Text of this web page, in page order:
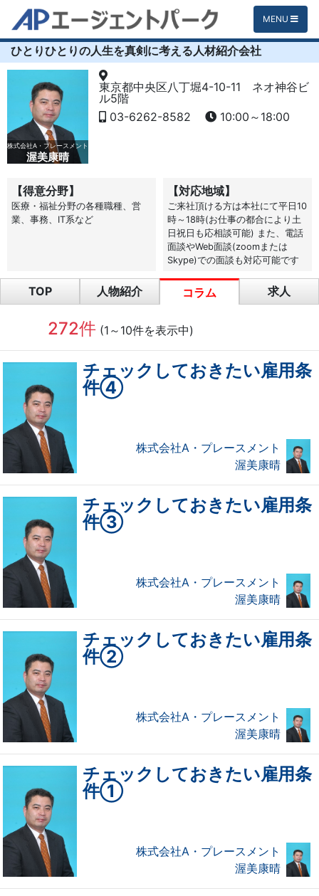
MENU
ひとりひとりの人生を真剣に考える人材紹介会社
株式会社A・プレースメント
渥美康晴
東京都中央区八丁堀4-10-11 ネオ神谷ビ
ル5階
03-6262-8582
10:00～18:00
【得意分野】
医療・福祉分野の各種職種、営
業、事務、IT系など
【対応地域】
ご来社頂ける方は本社にて平日10
時～18時(お仕事の都合により土
日祝日も応相談可能) また、電話
面談やWeb面談(zoomまたは
Skype)での面談も対応可能です
TOP 人物紹介 コラム 求人
272件 (1～10件を表示中)
チェックしておきたい雇用条
件④
株式会社A・プレースメント
渥美康晴
チェックしておきたい雇用条
件③
株式会社A・プレースメント
渥美康晴
チェックしておきたい雇用条
件②
株式会社A・プレースメント
渥美康晴
チェックしておきたい雇用条
件①
株式会社A・プレースメント
渥美康晴